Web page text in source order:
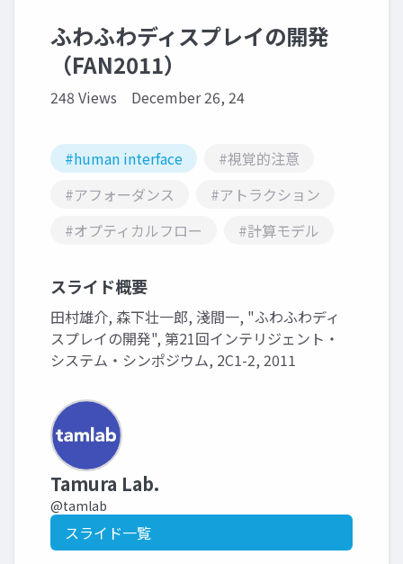
ふわふわディスプレイの開発
（FAN2011）
248 Views December 26, 24
#human interface
#視覚的注意
#アフォーダンス
#アトラクション
#オプティカルフロー
#計算モデル
スライド概要
田村雄介, 森下壮一郎, 淺間一, "ふわふわディ
スプレイの開発", 第21回インテリジェント・
システム・シンポジウム, 2C1-2, 2011
Tamura Lab.
@tamlab
スライド一覧